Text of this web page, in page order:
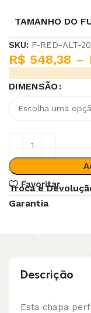
TAMANHO DO
SKU: F-RED-ALT-
R$ 548,38 –
DIMENSÃO
Favoritar
Troca e
Garantia
Descrição
Esta chapa